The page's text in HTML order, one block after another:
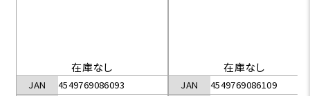
在庫なし
JAN
4549769086093
在庫なし
JAN
4549769086109